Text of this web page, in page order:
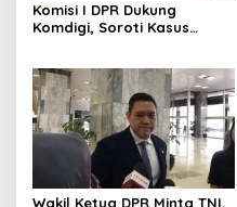
Komisi I DPR Dukung
Komdigi, Soroti Kasus
Wakil Ketua DPR Minta TNI,